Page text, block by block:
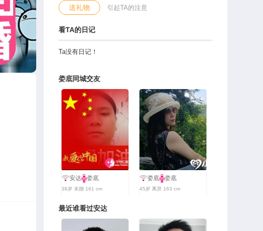
送礼物 引起TA的注意
看TA的日记
Ta没有日记！
娄底同城交友
安达 娄底
38岁 未婚 161 cm
娄底 娄底
45岁 离异 163 cm
最近谁看过安达